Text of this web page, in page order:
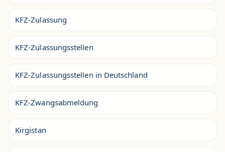
KFZ-Zulassung
KFZ-Zulassungsstellen
KFZ-Zulassungsstellen in Deutschland
KFZ-Zwangsabmeldung
Kirgistan